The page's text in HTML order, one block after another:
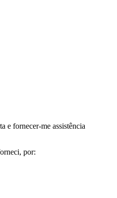
e fornecer-me assistência
por: